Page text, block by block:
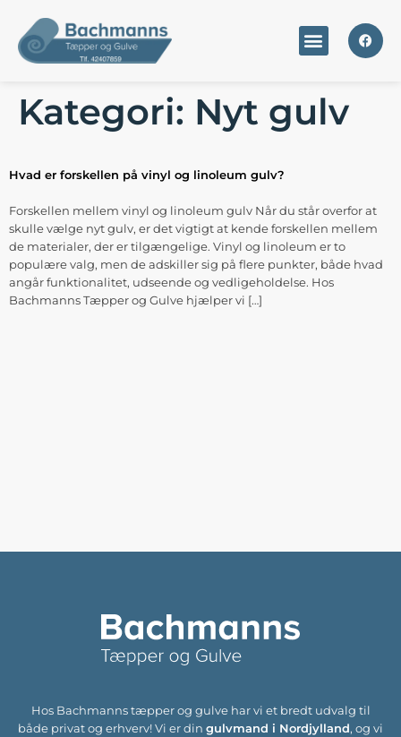
Kategori: Nyt gulv
Hvad er forskellen på vinyl og linoleum gulv?
Forskellen mellem vinyl og linoleum gulv Når du står overfor at
skulle vælge nyt gulv, er det vigtigt at kende forskellen mellem
de materialer, der er tilgængelige. Vinyl og linoleum er to
populære valg, men de adskiller sig på flere punkter, både hvad
angår funktionalitet, udseende og vedligeholdelse. Hos
Bachmanns Tæpper og Gulve hjælper vi […]
Hos Bachmanns tæpper og gulve har vi et bredt udvalg til
både privat og erhverv! Vi er din gulvmand i Nordjylland, og vi